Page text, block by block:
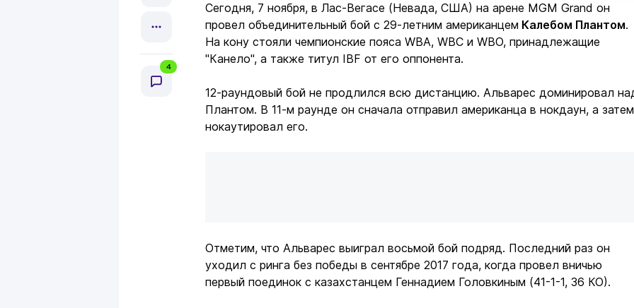
4
Сегодня, 7 ноября, в Лас-Вегасе (Невада, США) на арене MGM Grand он
провел объединительный бой с 29-летним американцем Калебом Плантом.
На кону стояли чемпионские пояса WBA, WBC и WBO, принадлежащие
"Канело", а также титул IBF от его оппонента.
12-раундовый бой не продлился всю дистанцию. Альварес доминировал
Плантом. В 11-м раунде он сначала отправил американца в нокдаун, а затем
нокаутировал его.
Отметим, что Альварес выиграл восьмой бой подряд. Последний раз он
уходил с ринга без победы в сентябре 2017 года, когда провел вничью
первый поединок с казахстанцем Геннадием Головкиным (41-1-1, 36 КО).